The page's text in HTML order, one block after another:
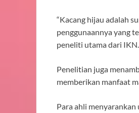
“Kacang hijau adalah
penggunaannya yang
peneliti utama dari IKN.
Penelitian juga
memberikan manfaat
Para ahli